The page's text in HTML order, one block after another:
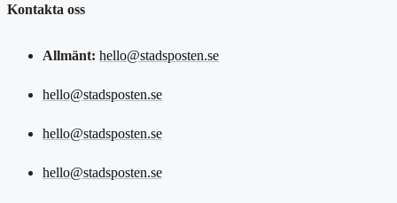
Kontakta oss
Allmänt: hello@stadsposten.se
hello@stadsposten.se
hello@stadsposten.se
hello@stadsposten.se